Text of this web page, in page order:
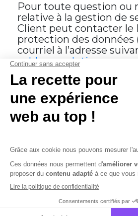
Pour toute question ou
relative à la gestion de
Client peut contacter le
protection des données
courriel à l’adresse
cobham-solutions.com
En savoir plus sur la
données et vos droits
Contactez-nous Mentions
Sécurisation des
Conditions Générales de Vente
Copyright © 2026 Cobham Solutions |